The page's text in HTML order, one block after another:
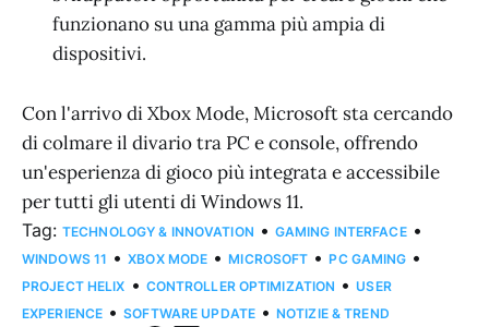
funzionano su una gamma più ampia di
dispositivi.
Con l'arrivo di Xbox Mode, Microsoft sta cercando
di colmare il divario tra PC e console, offrendo
un'esperienza di gioco più integrata e accessibile
per tutti gli utenti di Windows 11.
Tag: TECHNOLOGY & INNOVATION • GAMING INTERFACE •
WINDOWS 11 • XBOX MODE • MICROSOFT • PC GAMING •
PROJECT HELIX • CONTROLLER OPTIMIZATION • USER
EXPERIENCE • SOFTWARE UPDATE • NOTIZIE & TREND